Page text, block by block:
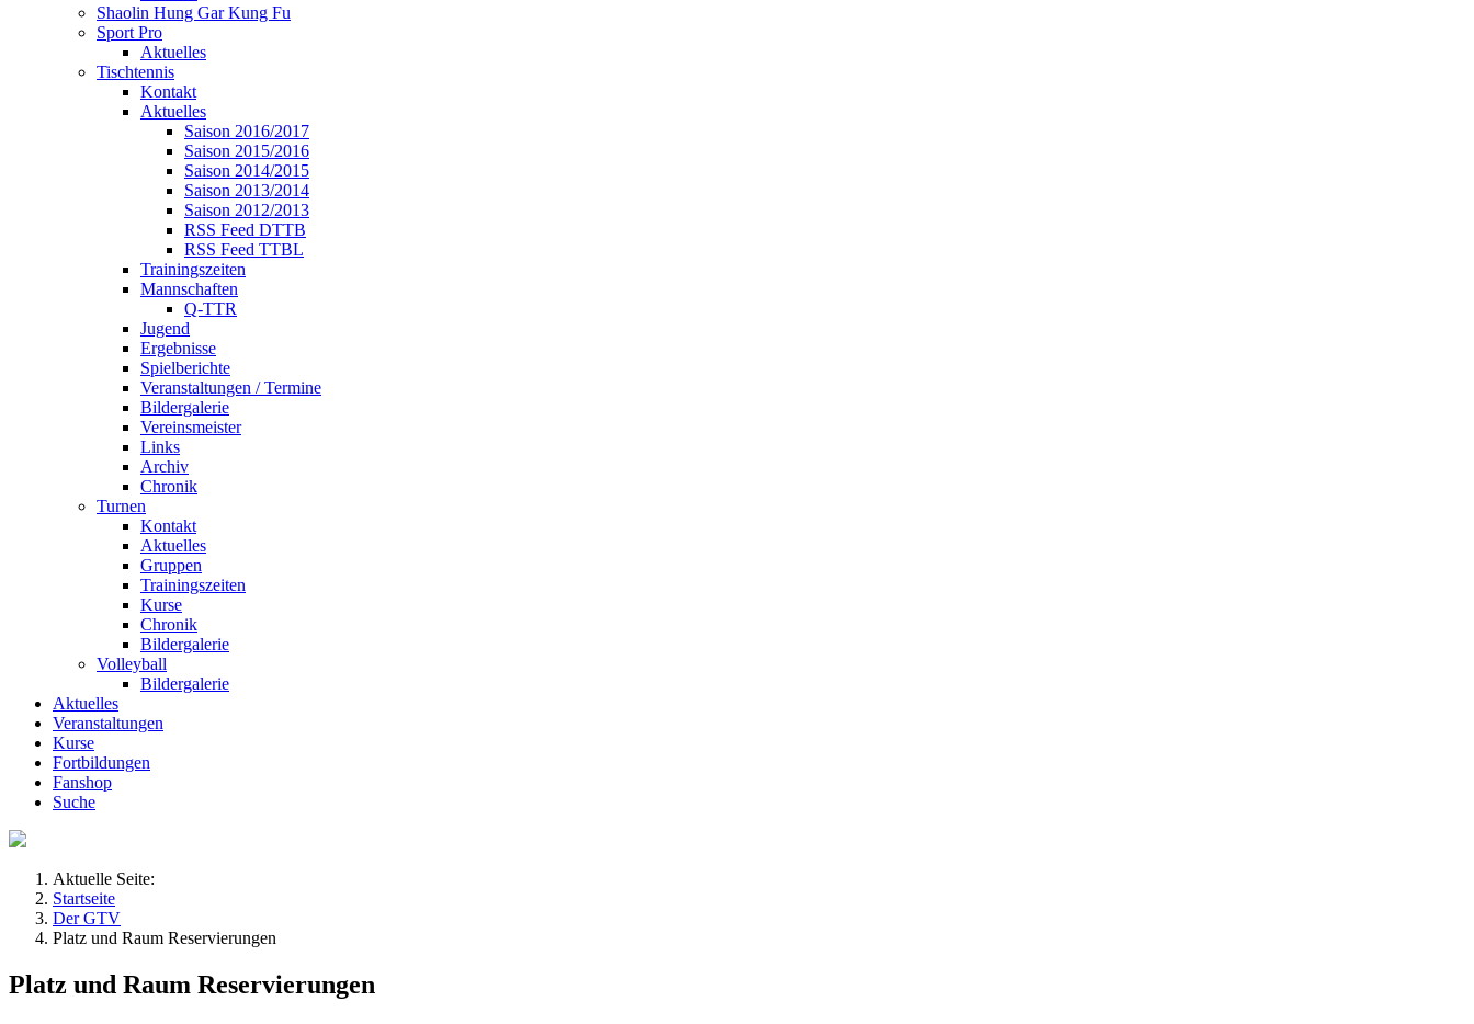
Shaolin Hung Gar Kung Fu
Sport Pro
Aktuelles
Tischtennis
Kontakt
Aktuelles
Saison 2016/2017
Saison 2015/2016
Saison 2014/2015
Saison 2013/2014
Saison 2012/2013
RSS Feed DTTB
RSS Feed TTBL
Trainingszeiten
Mannschaften
Q-TTR
Jugend
Ergebnisse
Spielberichte
Veranstaltungen / Termine
Bildergalerie
Vereinsmeister
Links
Archiv
Chronik
Turnen
Kontakt
Aktuelles
Gruppen
Trainingszeiten
Kurse
Chronik
Bildergalerie
Volleyball
Bildergalerie
Aktuelles
Veranstaltungen
Kurse
Fortbildungen
Fanshop
Suche
Aktuelle Seite:
Startseite
Der GTV
Platz und Raum Reservierungen
Platz und Raum Reservierungen